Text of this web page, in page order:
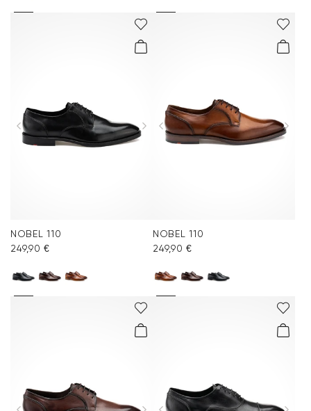
NOBEL 110
249,90 €
NOBEL 110
249,90 €